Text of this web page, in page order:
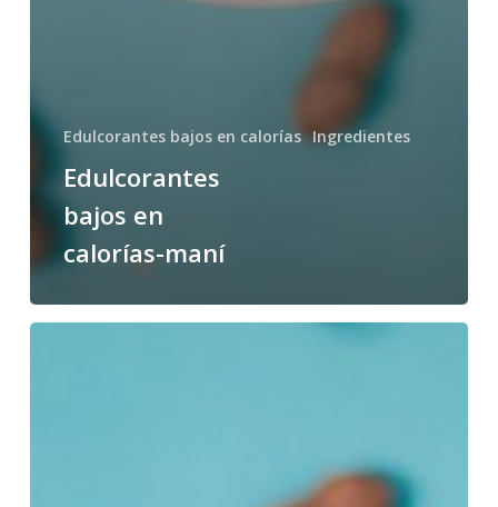
Edulcorantes bajos en calorías Ingredientes
Edulcorantes
bajos en
calorías-maní